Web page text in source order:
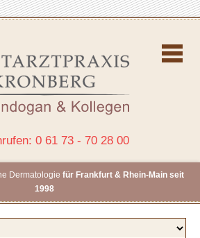
0 61 73 - 70 28 00
Dermatologie für Frankfurt & Rhein-Main seit
1998